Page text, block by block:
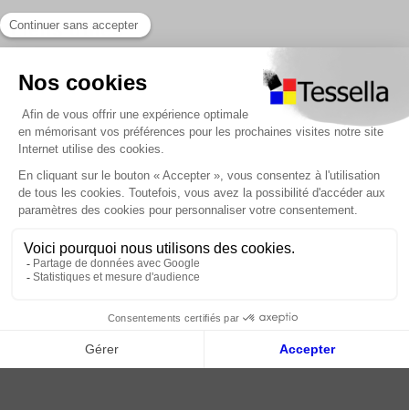
Liens utiles
Nous contacter
À propos
Paiement sécurisé
Livraison | Retour client
Nos tutos
Connexion / Inscription
2018 - 2026 © Tessella, Tous droits réservés